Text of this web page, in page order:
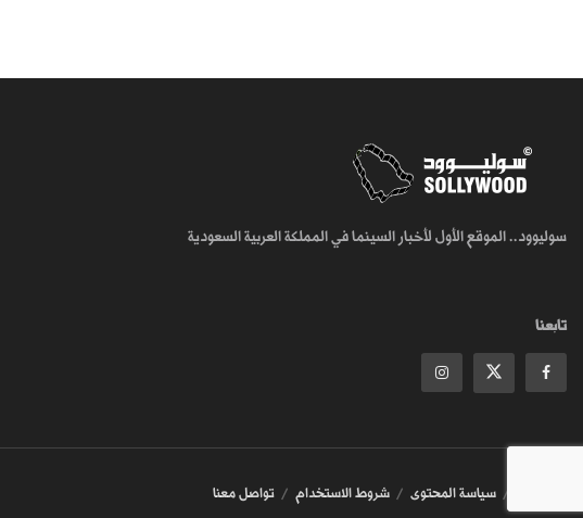
سوليوود.. الموقع الأول لأخبار السينما في المملكة العربية السعودية
تابعنا
سياسة المحتوى شروط الاستخدام تواصل معنا